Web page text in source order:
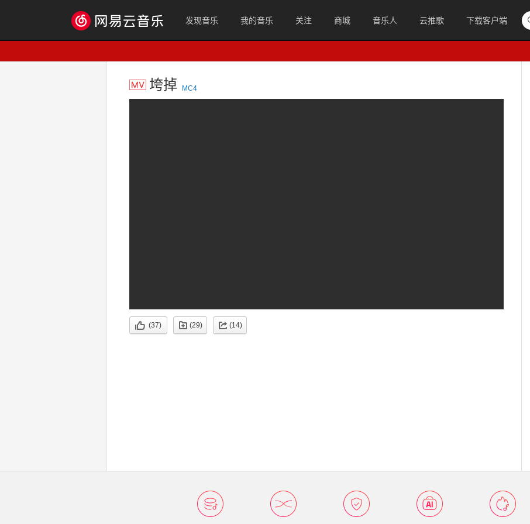
发现音乐 我的音乐 关注 商城 音乐人 云推歌 下载客户端